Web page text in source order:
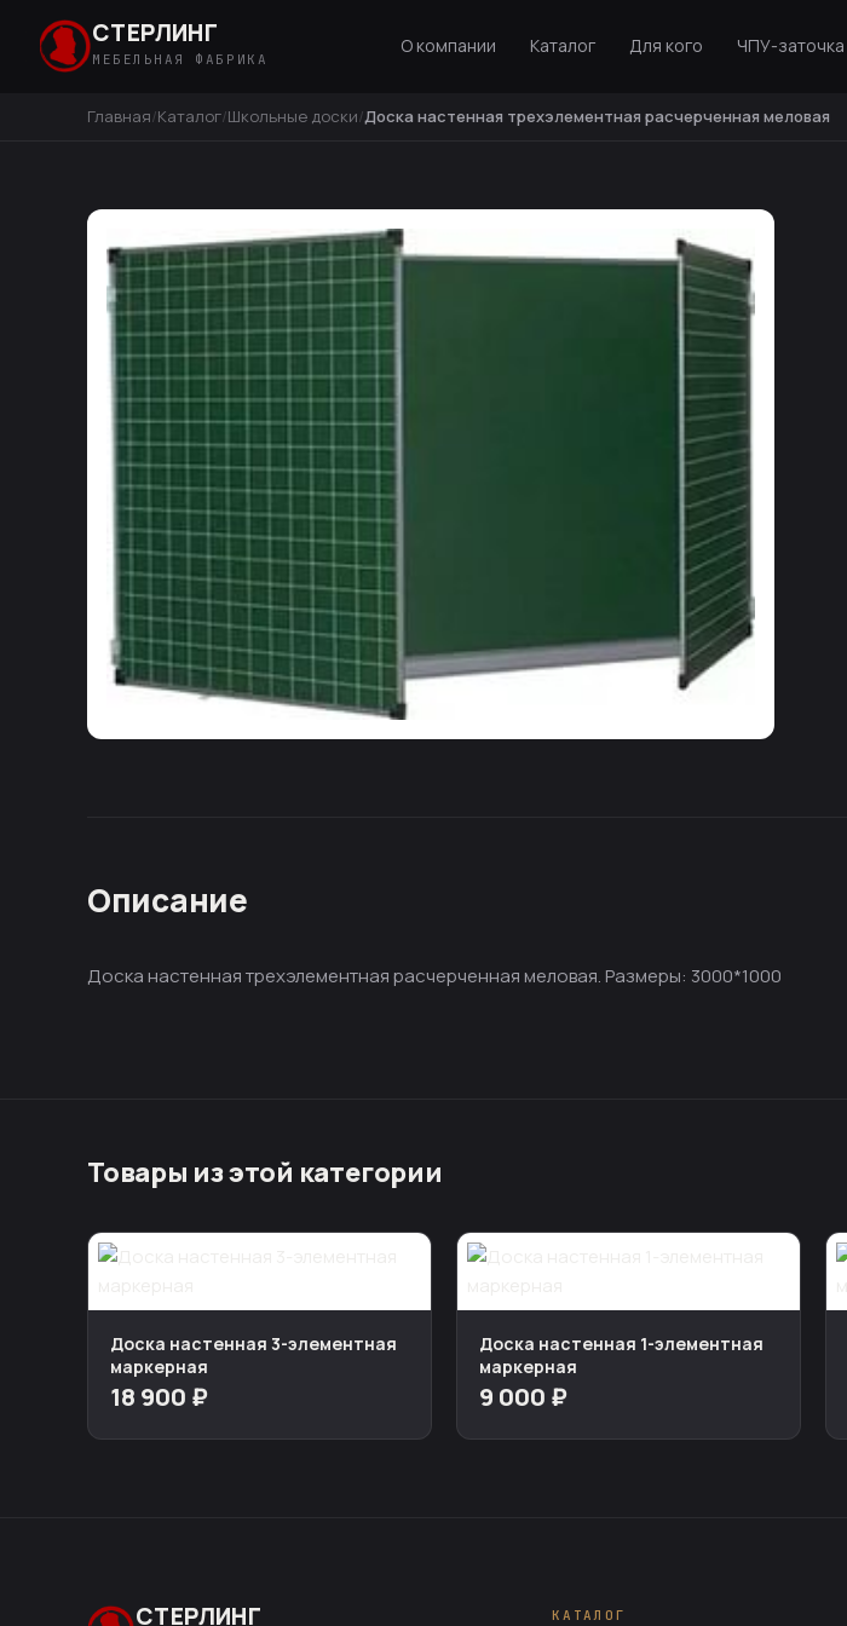
СТЕРЛИНГ
МЕБЕЛЬНАЯ ФАБРИКА
О компании Каталог Для кого ЧПУ-заточка
Главная Каталог Школьные доски Доска настенная трехэлементная расчерченная меловая
Описание
Доска настенная трехэлементная расчерченная меловая. Размеры: 3000*1000
Товары из этой категории
Доска настенная 3-элементная
маркерная
18 900 ₽
Доска настенная 1-элементная
маркерная
9 000 ₽
СТЕРЛИНГ КАТАЛОГ